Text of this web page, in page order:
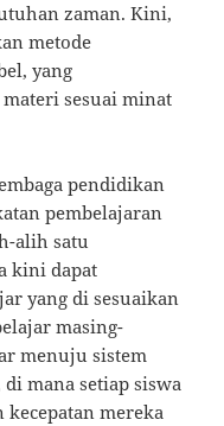
zaman. Kini,
metode
yang
sesuai minat
pendidikan
pembelajaran
alih satu
kini dapat
yang di sesuaikan
masing-
menuju sistem
mana setiap siswa
kecepatan mereka